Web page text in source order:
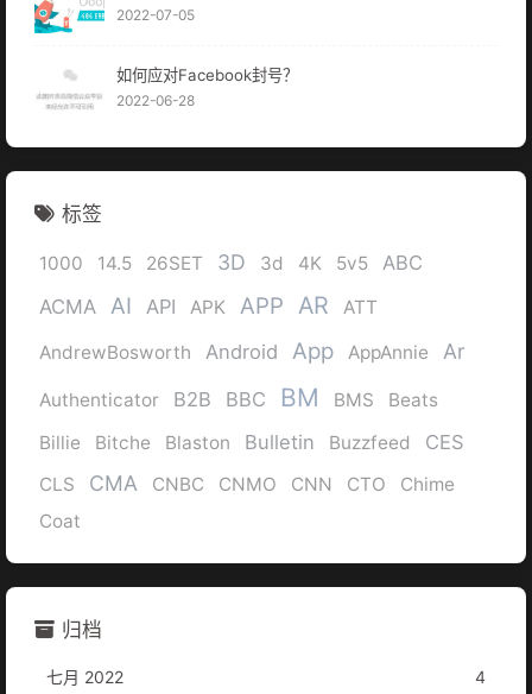
2022-07-05
如何应对Facebook封号？
2022-06-28
标签
1000 14.5 26SET 3D 3d 4K 5v5
ABC
ACMA AI API APK APP AR
ATT
AndrewBosworth
Android App AppAnnie Ar
Authenticator B2B BBC BM BMS
Beats
Billie
Bitche Blaston Bulletin Buzzfeed CES
CLS CMA CNBC CNMO CNN CTO
Chime
Coat
归档
七月 2022 4